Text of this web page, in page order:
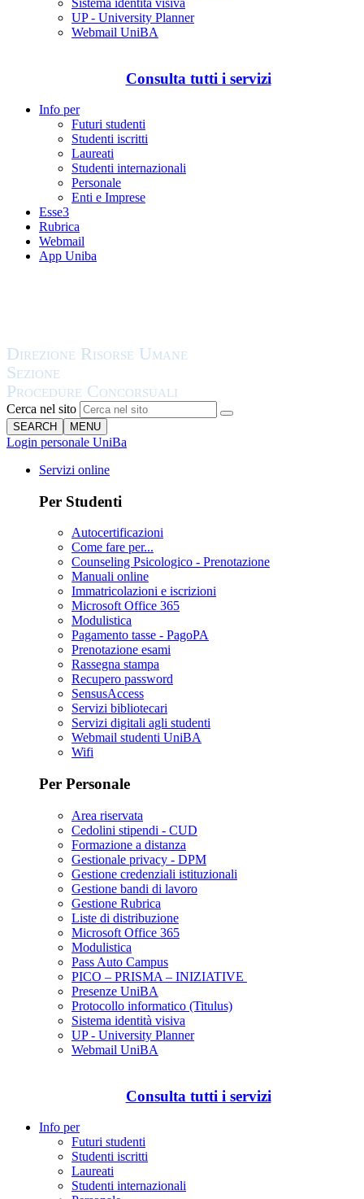
UP - University Planner
Webmail UniBA
Consulta tutti i servizi
Info per
Futuri studenti
Studenti iscritti
Laureati
Studenti internazionali
Personale
Enti e Imprese
Esse3
Rubrica
Webmail
App Uniba
Cerca nel sito
SEARCH MENU
Login personale UniBa
Servizi online
Per Studenti
Autocertificazioni
Come fare per...
Counseling Psicologico - Prenotazione
Manuali online
Immatricolazioni e iscrizioni
Microsoft Office 365
Modulistica
Pagamento tasse - PagoPA
Prenotazione esami
Rassegna stampa
Recupero password
SensusAccess
Servizi bibliotecari
Servizi digitali agli studenti
Webmail studenti UniBA
Wifi
Per Personale
Area riservata
Cedolini stipendi - CUD
Formazione a distanza
Gestionale privacy - DPM
Gestione credenziali istituzionali
Gestione bandi di lavoro
Gestione Rubrica
Liste di distribuzione
Microsoft Office 365
Modulistica
Pass Auto Campus
PICO – PRISMA – INIZIATIVE
Presenze UniBA
Protocollo informatico (Titulus)
Sistema identità visiva
UP - University Planner
Webmail UniBA
Consulta tutti i servizi
Info per
Futuri studenti
Studenti iscritti
Laureati
Studenti internazionali